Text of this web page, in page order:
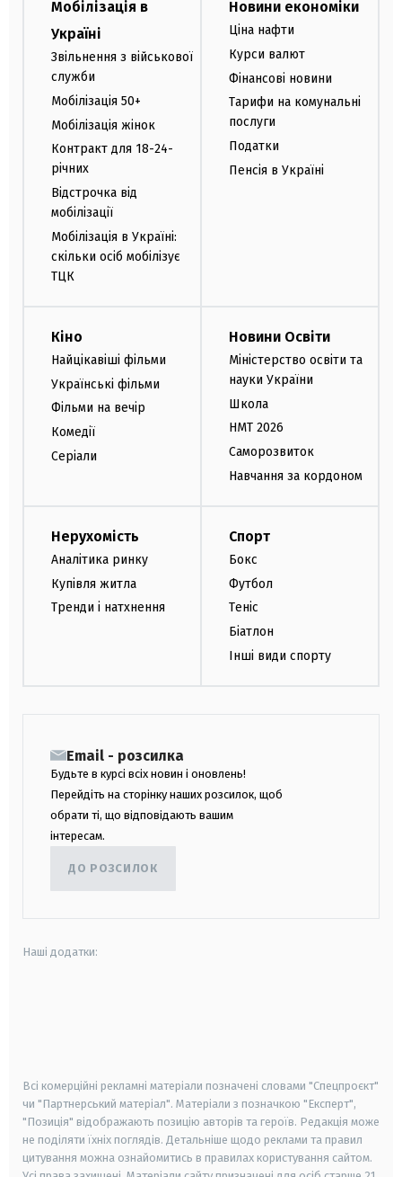
Мобілізація в
Україні
Звільнення з військової
служби
Мобілізація 50+
Мобілізація жінок
Контракт для 18-24-
річних
Відстрочка від
мобілізації
Мобілізація в Україні:
скільки осіб мобілізує
ТЦК
Новини економіки
Ціна нафти
Курси валют
Фінансові новини
Тарифи на комунальні
послуги
Податки
Пенсія в Україні
Кіно
Найцікавіші фільми
Українські фільми
Фільми на вечір
Комедії
Серіали
Новини Освіти
Міністерство освіти та
науки України
Школа
НМТ 2026
Саморозвиток
Навчання за кордоном
Нерухомість
Аналітика ринку
Купівля житла
Тренди і натхнення
Спорт
Бокс
Футбол
Теніс
Біатлон
Інші види спорту
Email - розсилка
Будьте в курсі всіх новин і оновлень!
Перейдіть на сторінку наших розсилок, щоб
обрати ті, що відповідають вашим
інтересам.
ДО РОЗСИЛОК
Наші додатки:
Всі комерційні рекламні матеріали позначені словами "Спецпроєкт"
чи "Партнерський матеріал". Матеріали з позначкою "Експерт",
"Позиція" відображають позицію авторів та героїв. Редакція може
не поділяти їхніх поглядів. Детальніше щодо реклами та правил
цитування можна ознайомитись в правилах користування сайтом.